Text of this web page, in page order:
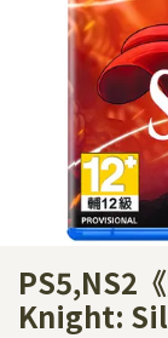
PS5,NS2
Knight: